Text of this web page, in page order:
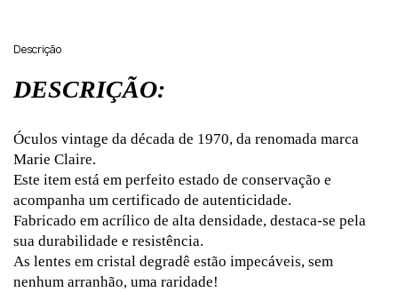
Descrição
DESCRIÇÃO:
Óculos vintage da década de 1970, da renomada marca
Marie Claire.
Este item está em perfeito estado de conservação e
acompanha um certificado de autenticidade.
Fabricado em acrílico de alta densidade, destaca-se pela
sua durabilidade e resistência.
As lentes em cristal degradê estão impecáveis, sem
nenhum arranhão, uma raridade!